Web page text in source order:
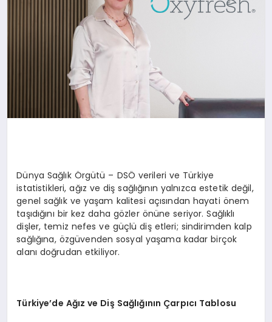
Dünya Sağlık Örgütü – DSÖ verileri ve Türkiye
istatistikleri, ağız ve diş sağlığının yalnızca estetik değil,
genel sağlık ve yaşam kalitesi açısından hayati önem
taşıdığını bir kez daha gözler önüne seriyor. Sağlıklı
dişler, temiz nefes ve güçlü diş etleri; sindirimden kalp
sağlığına, özgüvenden sosyal yaşama kadar birçok
alanı doğrudan etkiliyor.
Türkiye’de Ağız ve Diş Sağlığının Çarpıcı Tablosu